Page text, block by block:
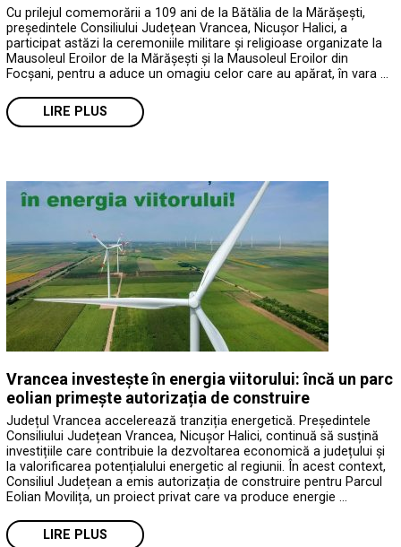
Cu prilejul comemorării a 109 ani de la Bătălia de la Mărășești,
președintele Consiliului Județean Vrancea, Nicușor Halici, a
participat astăzi la ceremoniile militare și religioase organizate la
Mausoleul Eroilor de la Mărășești și la Mausoleul Eroilor din
Focșani, pentru a aduce un omagiu celor care au apărat, în vara …
LIRE PLUS
Vrancea investește în energia viitorului: încă un parc
eolian primește autorizația de construire
Județul Vrancea accelerează tranziția energetică. Președintele
Consiliului Județean Vrancea, Nicușor Halici, continuă să susțină
investițiile care contribuie la dezvoltarea economică a județului și
la valorificarea potențialului energetic al regiunii. În acest context,
Consiliul Județean a emis autorizația de construire pentru Parcul
Eolian Movilița, un proiect privat care va produce energie …
LIRE PLUS